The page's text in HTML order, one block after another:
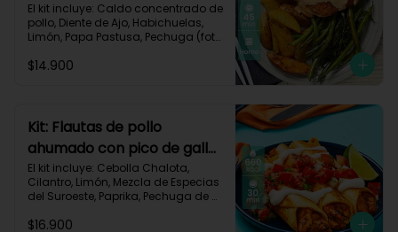
El kit incluye: Caldo concentrado de
pollo, Diente de Ajo, Habichuelas,
Limón, Papa Pastusa, Pechuga (foto
Romero, Sour Cream y Receta
Proteínas 41g
$14.900
Kit: Flautas de pollo
ahumado con pico de gallo
y sour cream-134
El kit incluye: Cebolla Chalota,
Cilantro, Limón, Mezcla de Especias
del Suroeste, Paprika, Pechuga de
Tomate, Tortillas de Harina, Receta
$16.900